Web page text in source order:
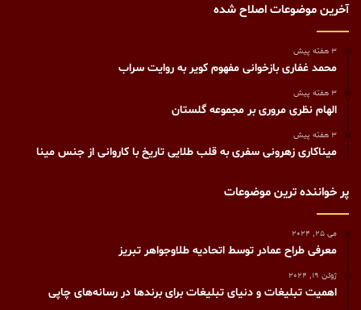
آخرین موضوعات اصلاح شده
3 هفته پیش
محمد غفاری بازخوانی مفهوم کویر به روایت سراب
3 هفته پیش
الهام نظری مروری بر مجموعه گلستان
3 هفته پیش
میناکاری زهرونی سفری به قلب طلایی تاریخ با کاروانی از جنس مینا
پر خواننده ترین موضوعات
می 25, 2024
معرفی طراح عمادر توسط اتحادیه طلاوجواهر تبریز
ژوئن 19, 2024
اهمیت تبلیغات و دنیای تبلیغات برای برندها در رسانه‌های چاپی